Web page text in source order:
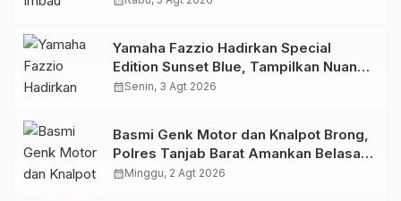
Yamaha Fazzio Hadirkan Special
Edition Sunset Blue, Tampilkan Nuansa
Retro Summer yang Semakin Skena
calendar_monthSenin, 3 Agt 2026
Basmi Genk Motor dan Knalpot Brong,
Polres Tanjab Barat Amankan Belasan
Kendaraan
calendar_monthMinggu, 2 Agt 2026